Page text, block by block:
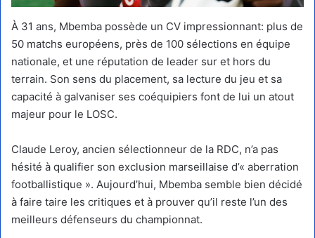
À 31 ans, Mbemba possède un CV impressionnant: plus de
50 matchs européens, près de 100 sélections en équipe
nationale, et une réputation de leader sur et hors du
terrain. Son sens du placement, sa lecture du jeu et sa
capacité à galvaniser ses coéquipiers font de lui un atout
majeur pour le LOSC.
Claude Leroy, ancien sélectionneur de la RDC, n’a pas
hésité à qualifier son exclusion marseillaise d’« aberration
footballistique ». Aujourd’hui, Mbemba semble bien décidé
à faire taire les critiques et à prouver qu’il reste l’un des
meilleurs défenseurs du championnat.